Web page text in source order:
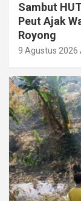
Sambut
Peut Ajak
Royong
9 Agustus 2026